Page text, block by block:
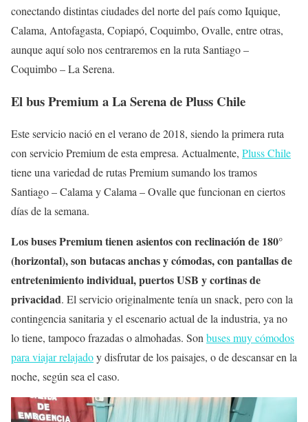
conectando distintas ciudades del norte del país como Iquique,
Calama, Antofagasta, Copiapó, Coquimbo, Ovalle, entre otras,
aunque aquí solo nos centraremos en la ruta Santiago –
Coquimbo – La Serena.
El bus Premium a La Serena de Pluss Chile
Este servicio nació en el verano de 2018, siendo la primera ruta
con servicio Premium de esta empresa. Actualmente, Pluss Chile
tiene una variedad de rutas Premium sumando los tramos
Santiago – Calama y Calama – Ovalle que funcionan en ciertos
días de la semana.
Los buses Premium tienen asientos con reclinación de 180°
(horizontal), son butacas anchas y cómodas, con pantallas de
entretenimiento individual, puertos USB y cortinas de
privacidad. El servicio originalmente tenía un snack, pero con la
contingencia sanitaria y el escenario actual de la industria, ya no
lo tiene, tampoco frazadas o almohadas. Son buses muy cómodos
para viajar relajadoy disfrutar de los paisajes, o de descansar en la
noche, según sea el caso.